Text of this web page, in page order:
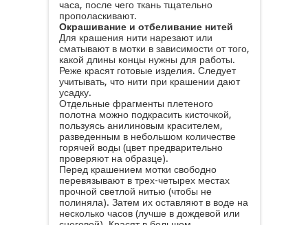
часа, после чего ткань тщательно
прополаскивают.
Окрашивание и отбеливание нитей
Для крашения нити нарезают или
сматывают в мотки в зависимости от того,
какой длины концы нужны для работы.
Реже красят готовые изделия. Следует
учитывать, что нити при крашении дают
усадку.
Отдельные фрагменты плетеного
полотна можно подкрасить кисточкой,
пользуясь анилиновым красителем,
разведенным в небольшом количестве
горячей воды (цвет предварительно
проверяют на образце).
Перед крашением мотки свободно
перевязывают в трех-четырех местах
прочной светлой нитью (чтобы не
полиняла). Затем их оставляют в воде на
несколько часов (лучше в дождевой или